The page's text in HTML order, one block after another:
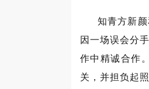
知青方新
因一场误会分
作中精诚合作
关，并担负起